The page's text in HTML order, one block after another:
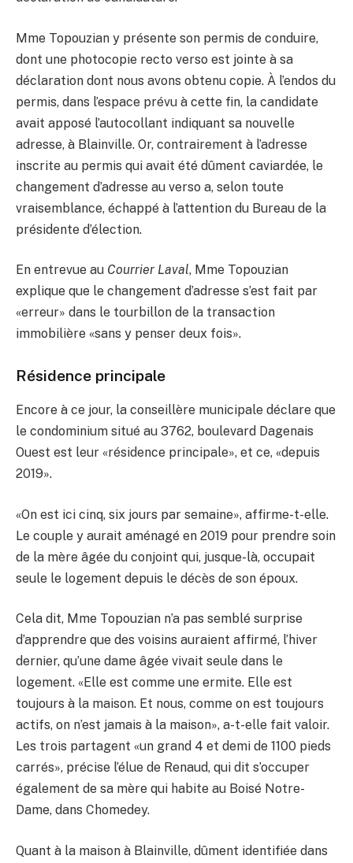
Mme Topouzian y présente son permis de conduire,
dont une photocopie recto verso est jointe à sa
déclaration dont nous avons obtenu copie. À l’endos du
permis, dans l’espace prévu à cette fin, la candidate
avait apposé l’autocollant indiquant sa nouvelle
adresse, à Blainville. Or, contrairement à l’adresse
inscrite au permis qui avait été dûment caviardée, le
changement d’adresse au verso a, selon toute
vraisemblance, échappé à l’attention du Bureau de la
présidente d’élection.
En entrevue au Courrier Laval, Mme Topouzian
explique que le changement d’adresse s’est fait par
«erreur» dans le tourbillon de la transaction
immobilière «sans y penser deux fois».
Résidence principale
Encore à ce jour, la conseillère municipale déclare que
le condominium situé au 3762, boulevard Dagenais
Ouest est leur «résidence principale», et ce, «depuis
2019».
«On est ici cinq, six jours par semaine», affirme-t-elle.
Le couple y aurait aménagé en 2019 pour prendre soin
de la mère âgée du conjoint qui, jusque-là, occupait
seule le logement depuis le décès de son époux.
Cela dit, Mme Topouzian n’a pas semblé surprise
d’apprendre que des voisins auraient affirmé, l’hiver
dernier, qu’une dame âgée vivait seule dans le
logement. «Elle est comme une ermite. Elle est
toujours à la maison. Et nous, comme on est toujours
actifs, on n’est jamais à la maison», a-t-elle fait valoir.
Les trois partagent «un grand 4 et demi de 1100 pieds
carrés», précise l’élue de Renaud, qui dit s’occuper
également de sa mère qui habite au Boisé Notre-
Dame, dans Chomedey.
Quant à la maison à Blainville, dûment identifiée dans